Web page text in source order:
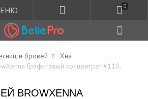
0
и бровей
Хна
Графитовый концентрат #110,
BROWXENNA